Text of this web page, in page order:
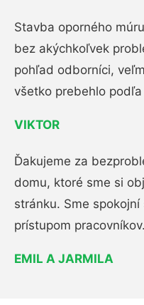
Stavba oporného
bez akýchkoľvek
pohľad odborníci,
všetko prebehlo
VIKTOR
Ďakujeme za
domu, ktoré sme si
stránku. Sme
prístupom
EMIL A JARMILA